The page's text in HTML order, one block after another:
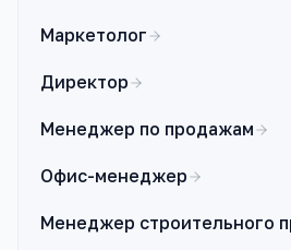
Маркетолог
Директор
Менеджер по продажам
Офис-менеджер
Менеджер строительного